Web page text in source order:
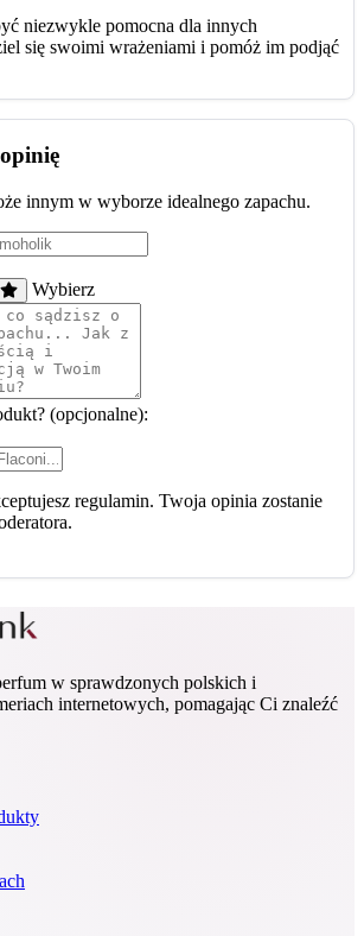
niezwykle pomocna dla innych
się swoimi wrażeniami i pomóż im podjąć
innym w wyborze idealnego zapachu.
Wybierz
(opcjonalne):
regulamin. Twoja opinia zostanie
w sprawdzonych polskich i
internetowych, pomagając Ci znaleźć